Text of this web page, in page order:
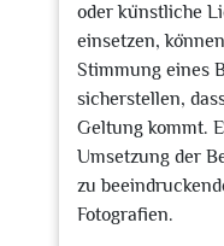
oder künstliche
einsetzen,
Stimmung eines
sicherstellen,
Geltung kommt.
Umsetzung der
zu
Fotografien.